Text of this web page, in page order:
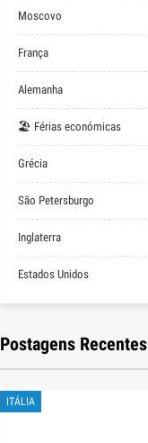
Moscovo
França
Alemanha
🏖 Férias económicas
Grécia
São Petersburgo
Inglaterra
Estados Unidos
Postagens Recentes
ITÁLIA